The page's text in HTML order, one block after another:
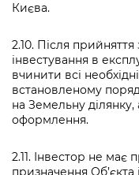
Києва.
2.10. Після
інвестування в
вчинити всі
встановленому
на Земельну
оформлення.
2.11. Інвестор не має